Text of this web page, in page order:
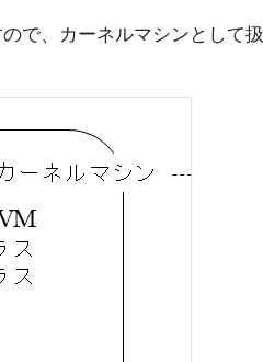
で、カーネルマシンとして扱